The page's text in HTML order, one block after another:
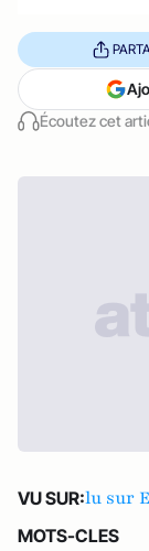
Écoutez cet
VU SUR:lu sur
MOTS-CLES